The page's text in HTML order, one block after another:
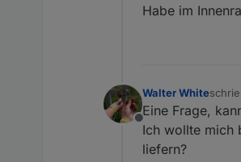
Habe im
Offline
Walter White
Eine Frage,
Ich wollte mich
liefern?